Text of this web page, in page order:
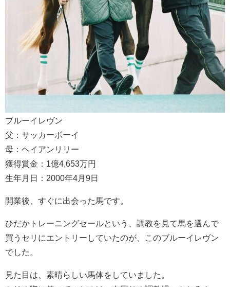
ブルーイレヴン
父：サッカーボーイ
母：ヘイアンリリー
獲得賞金：1億4,653万円
生年月日：2000年4月9日
開業後、すぐに出会った馬です。
ひだかトレーニングセールという、調教を見て馬を選んで
買うセリにエントリーしていたのが、このブルーイレヴン
でした。
見た目は、素晴らしい馬体をしていました。